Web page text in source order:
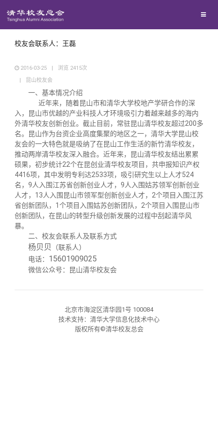
回馈母校
捐赠项目
捐赠新闻
捐赠纪事
捐赠方法
义工计划
媒体平台
《清华校友通讯》
《水木清华》
我要订阅
新媒体平台
百年清华
清华人物
清华故事
青春风采
校友文苑
校友视界
校友服务
终身学习
信息化服务
三创大赛
校友总会
总会简介
会长致辞
理事会名单
关闭
校友会联系人：王磊
2016-03-25 | 浏览 2415次
|
昆山校友会
一、基本情况介绍
近年来，随着昆山市和清华大学校地产学研合作的深
入，昆山市优越的产业科技人才环境吸引力着越来越多的海内
外清华校友创新创业。截止目前，常驻昆山清华校友超过200多
名。昆山作为台资企业高度集聚的地区之一，清华大学昆山校
友会的一大特色就是吸纳了在昆山工作生活的新竹清华校友，
推动两岸清华校友深入融合。近年来，昆山清华校友结出累累
硕果，初步统计22个在昆创业清华校友项目，共申报知识产权
4416项，其中发明专利达2533项，吸引研究生以上人才524
名，9人入围江苏省创新创业人才，9人入围姑苏领军创新创业
人才，13人入围昆山市领军型创新创业人才，2个项目入围江苏
省创新团队，1个项目入围姑苏创新团队，2个项目入围昆山市
创新团队，在昆山的转型升级创新发展的过程中刮起清华风
暴。
二、校友会联系人及联系方式
杨贝贝
（联系人）
电话： 15601909025
微信公众号：昆山清华校友会
北京市海淀区清华园1号 100084
技术支持：清华大学信息化技术中心
版权所有©清华校友总会